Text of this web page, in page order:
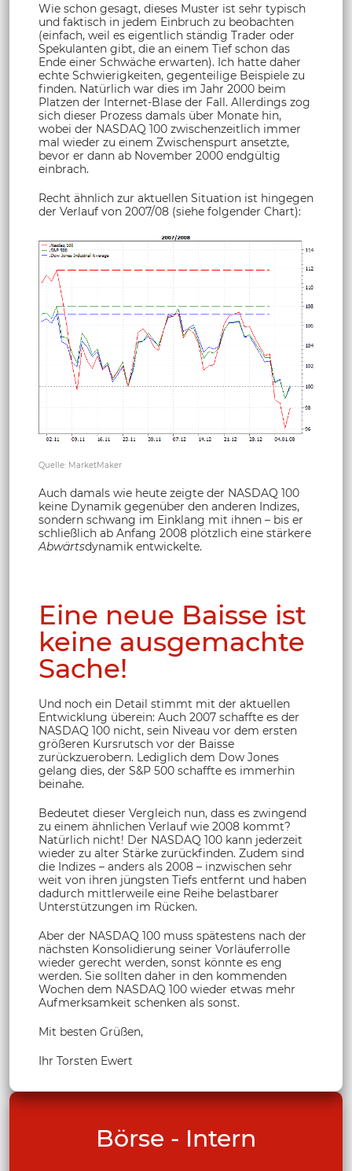
Wie schon gesagt, dieses Muster ist sehr typisch
und faktisch in jedem Einbruch zu beobachten
(einfach, weil es eigentlich ständig Trader oder
Spekulanten gibt, die an einem Tief schon das
Ende einer Schwäche erwarten). Ich hatte daher
echte Schwierigkeiten, gegenteilige Beispiele zu
finden. Natürlich war dies im Jahr 2000 beim
Platzen der Internet-Blase der Fall. Allerdings zog
sich dieser Prozess damals über Monate hin,
wobei der NASDAQ 100 zwischenzeitlich immer
mal wieder zu einem Zwischenspurt ansetzte,
bevor er dann ab November 2000 endgültig
einbrach.
Recht ähnlich zur aktuellen Situation ist hingegen
der Verlauf von 2007/08 (siehe folgender Chart):
Quelle: MarketMaker
Auch damals wie heute zeigte der NASDAQ 100
keine Dynamik gegenüber den anderen Indizes,
sondern schwang im Einklang mit ihnen – bis er
schließlich ab Anfang 2008 plötzlich eine stärkere
Abwärtsdynamik entwickelte.
Eine neue Baisse ist
keine ausgemachte
Sache!
Und noch ein Detail stimmt mit der aktuellen
Entwicklung überein: Auch 2007 schaffte es der
NASDAQ 100 nicht, sein Niveau vor dem ersten
größeren Kursrutsch vor der Baisse
zurückzuerobern. Lediglich dem Dow Jones
gelang dies, der S&P 500 schaffte es immerhin
beinahe.
Bedeutet dieser Vergleich nun, dass es zwingend
zu einem ähnlichen Verlauf wie 2008 kommt?
Natürlich nicht! Der NASDAQ 100 kann jederzeit
wieder zu alter Stärke zurückfinden. Zudem sind
die Indizes – anders als 2008 – inzwischen sehr
weit von ihren jüngsten Tiefs entfernt und haben
dadurch mittlerweile eine Reihe belastbarer
Unterstützungen im Rücken.
Aber der NASDAQ 100 muss spätestens nach der
nächsten Konsolidierung seiner Vorläuferrolle
wieder gerecht werden, sonst könnte es eng
werden. Sie sollten daher in den kommenden
Wochen dem NASDAQ 100 wieder etwas mehr
Aufmerksamkeit schenken als sonst.
Mit besten Grüßen,
Ihr Torsten Ewert
Börse - Intern